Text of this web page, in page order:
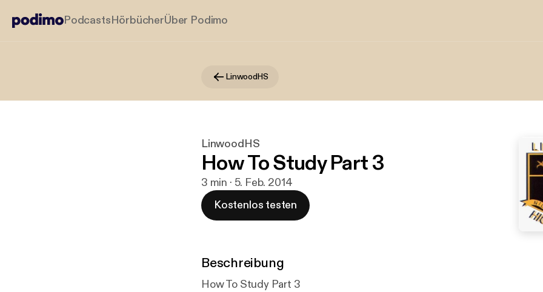
PodcastsHörbücherÜber Podimo
LinwoodHS
LinwoodHS
How To Study Part 3
3 min · 5. Feb. 2014
Kostenlos testen
Beschreibung
How To Study Part 3